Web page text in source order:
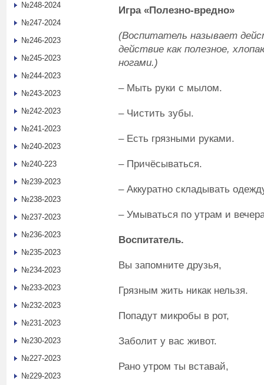
Игра «Полезно-вредно»
(Воспитатель называет
действие как полезное,
ногами.)
– Мыть руки с мылом.
– Чистить зубы.
– Есть грязными руками.
– Причёсываться.
– Аккуратно складывать
– Умываться по утрам и
Воспитатель.
Вы запомните друзья,
Грязным жить никак нельзя.
Попадут микробы в рот,
Заболит у вас живот.
Рано утром ты вставай,
№248-2024
№247-2024
№246-2023
№245-2023
№244-2023
№243-2023
№242-2023
№241-2023
№240-2023
№240-223
№239-2023
№238-2023
№237-2023
№236-2023
№235-2023
№234-2023
№233-2023
№232-2023
№231-2023
№230-2023
№227-2023
№229-2023